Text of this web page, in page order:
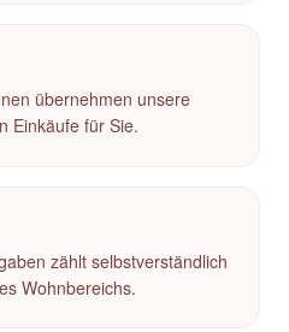
übernehmen unsere
Einkäufe für Sie.
zählt selbstverständlich
Wohnbereichs.